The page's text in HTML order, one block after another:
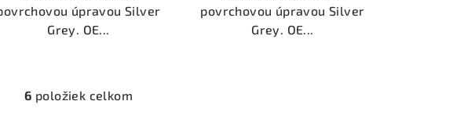
úpravou Silver
Grey. OE...
povrchovou úpravou Silver
Grey. OE...
O
6 položiek celkom